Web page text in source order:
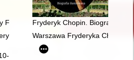
Fryderyka Chopina. Próba analizy
Fryderyk Chopin. Biografia
Chopina [1810-1849]
Warszawa Fryderyka Chopina
1949] wśród Polaków na obczyźnie